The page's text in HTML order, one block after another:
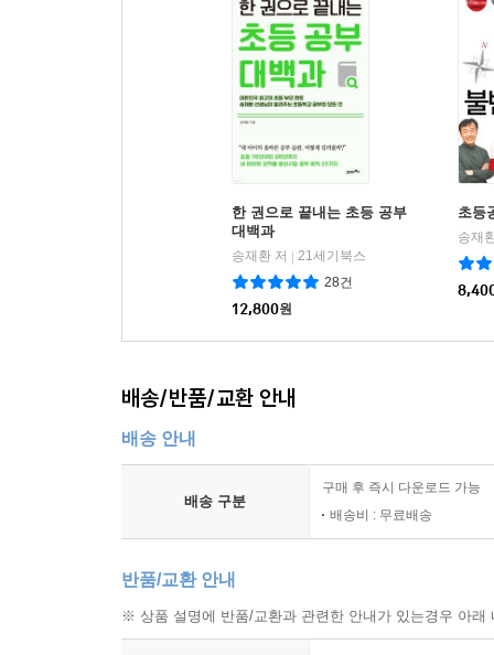
한 권으로 끝내는 초등 공부
대백과
송재환 저
21세기북스
28건
12,800원
초등
송재
배송/반품/교환 안내
배송 안내
배송 구분
구매 후 즉시 다운로드 가능
배송비 : 무료배송
반품/교환 안내
※ 상품 설명에 반품/교환과 관련한 안내가 있는경우 아